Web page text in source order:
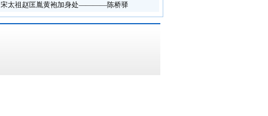
宋太祖赵匡胤黄袍加身处————陈桥驿